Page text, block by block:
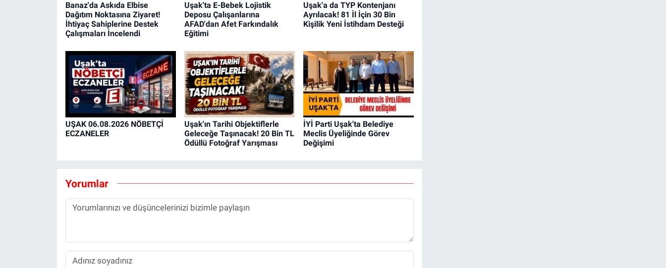
Banaz'da Askıda Elbise
Dağıtım Noktasına Ziyaret!
İhtiyaç Sahiplerine Destek
Çalışmaları İncelendi
Uşak'ta E-Bebek Lojistik
Deposu Çalışanlarına
AFAD'dan Afet Farkındalık
Eğitimi
Uşak'a da TYP Kontenjanı
Ayrılacak! 81 İl İçin 30 Bin
Kişilik Yeni İstihdam Desteği
UŞAK 06.08.2026 NÖBETÇİ
ECZANELER
Uşak'ın Tarihi Objektiflerle
Geleceğe Taşınacak! 20 Bin TL
Ödüllü Fotoğraf Yarışması
İYİ Parti Uşak'ta Belediye
Meclis Üyeliğinde Görev
Değişimi
Yorumlar